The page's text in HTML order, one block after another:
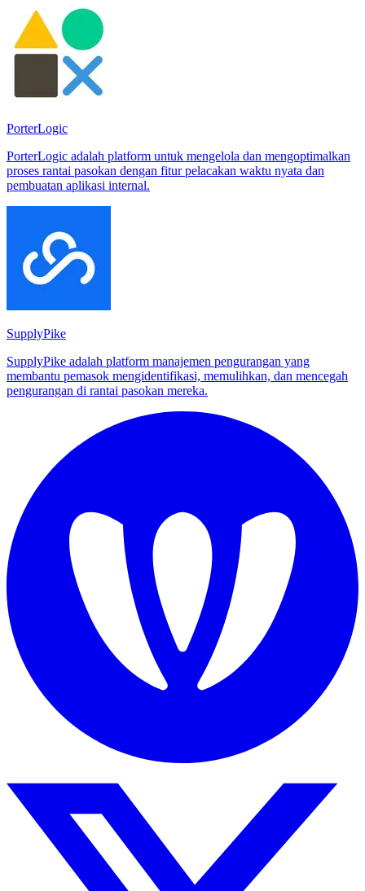
PorterLogic
PorterLogic adalah platform untuk mengelola dan mengoptimalkan
proses rantai pasokan dengan fitur pelacakan waktu nyata dan
pembuatan aplikasi internal.
SupplyPike
SupplyPike adalah platform manajemen pengurangan yang
membantu pemasok mengidentifikasi, memulihkan, dan mencegah
pengurangan di rantai pasokan mereka.